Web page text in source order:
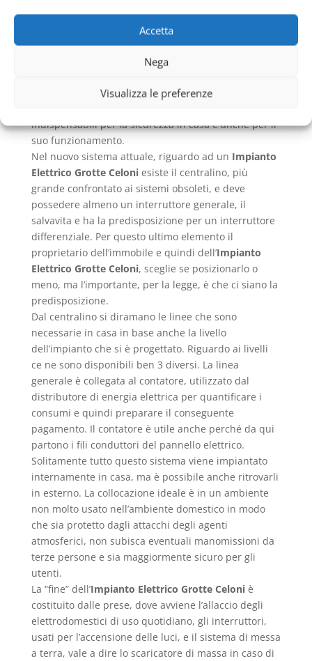
Accetta
Nega
Visualizza le preferenze
corrente necessaria in casa? I cavi sono messi qua e
la a casaccio? Proprio per nulla. Un
Elettrico Grotte Celoniviene costruito in seguito ad
un progetto creato da un ingegnere elettrico o da un
circuito interno che mette in relazione vari
indispensabili per la sicurezza in casa e anche per il
suo funzionamento.
Nel nuovo sistema attuale, riguardo ad un Impianto
Elettrico Grotte Celoniesiste il centralino, più
grande confrontato ai sistemi obsoleti, e deve
possedere almeno un interruttore generale, il
salvavita e ha la predisposizione per un interruttore
differenziale. Per questo ultimo elemento il
proprietario dell’immobile e quindi dell’Impianto
Elettrico Grotte Celoni, sceglie se posizionarlo o
meno, ma l’importante, per la legge, è che ci siano la
predisposizione.
Dal centralino si diramano le linee che sono
necessarie in casa in base anche la livello
dell’impianto che si è progettato. Riguardo ai livelli
ce ne sono disponibili ben 3 diversi. La linea
generale è collegata al contatore, utilizzato dal
distributore di energia elettrica per quantificare i
consumi e quindi preparare il conseguente
pagamento. Il contatore è utile anche perché da qui
partono i fili conduttori del pannello elettrico.
Solitamente tutto questo sistema viene impiantato
internamente in casa, ma è possibile anche ritrovarli
in esterno. La collocazione ideale è in un ambiente
non molto usato nell’ambiente domestico in modo
che sia protetto dagli attacchi degli agenti
atmosferici, non subisca eventuali manomissioni da
terze persone e sia maggiormente sicuro per gli
utenti.
La “fine” dell’Impianto Elettrico Grotte Celoniè
costituito dalle prese, dove avviene l’allaccio degli
elettrodomestici di uso quotidiano, gli interruttori,
usati per l’accensione delle luci, e il sistema di messa
a terra, vale a dire lo scaricatore di massa in caso di